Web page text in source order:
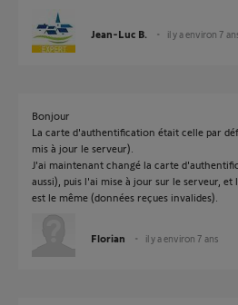
Jean-Luc B. il y a environ 7
Bonjour
La carte d'authentification était celle par
mis à jour le serveur).
J'ai maintenant changé la carte
aussi), puis l'ai mise à jour sur le serveur,
est le même (données reçues invalides).
Florian il y a environ 7 ans